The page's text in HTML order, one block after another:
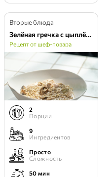
Вторые блюда
Зелёная гречка с цыплёнком и грибами
Рецепт от шеф-повара
2
Порции
9
Ингредиентов
Просто
Сложность
50 мин